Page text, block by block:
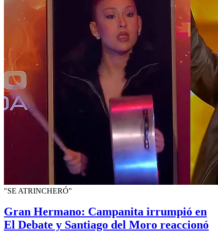
"SE ATRINCHERÓ"
Gran Hermano: Campanita irrumpió en
El Debate y Santiago del Moro reaccionó